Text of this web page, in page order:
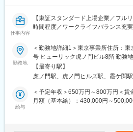
・「この薬すごく効き目があって良
ンゴ酢美味しかった！ちょうどまた
れてありがとう。」など、「ありが
りがいです。
変更の範囲：会社の定める業務
・PdM、エンジニア、QA、セールス
・PdMが整理した企画・仕様・優先
の落とし込み
・進行管理、スケジュール管理、マ
・障害、不具合、仕様確認等に関す
・開発プロセス、チケット管理、リ
■開発体制
14名（協力会社含む）の開発チーム
アジャイルで開発を進めています。
仕事内容
【東証スタンダード上場企業／フル
時間程度／ワークライフバランス充実
■業務概要：
「なの花薬局」チェーンの運営・同
る一般保険薬局等の医療機関に対し
までの保険薬局運営支援サービスを
トマネージャー業務をお任せします。
＜具体的に＞
勤務地
＜勤務地詳細1＞東京事業所住所：
号 ヒューリック虎ノ門ビル8階 勤務
ノ門駅受動喫煙対策：屋内全面禁煙
からのフルリモート中心）住所：支
トワーク含む）
【最寄り駅】
虎ノ門駅、虎ノ門ヒルズ駅、霞ケ関
給与
＜予定年収＞650万円～800万円＜賃
月額（基本給）：430,000円～